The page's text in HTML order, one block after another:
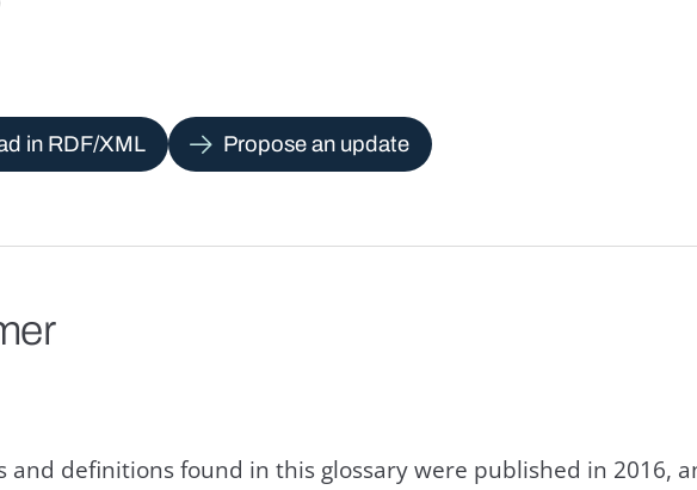
in RDF/XML Propose an update
and definitions found in this glossary were published in 2016,